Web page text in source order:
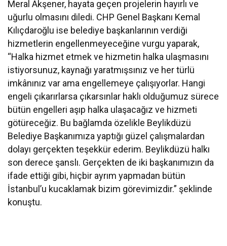
Meral Akşener, hayata geçen projelerin hayırlı ve
uğurlu olmasını diledi. CHP Genel Başkanı Kemal
Kılıçdaroğlu ise belediye başkanlarının verdiği
hizmetlerin engellenmeyeceğine vurgu yaparak,
“Halka hizmet etmek ve hizmetin halka ulaşmasını
istiyorsunuz, kaynağı yaratmışsınız ve her türlü
imkânınız var ama engellemeye çalışıyorlar. Hangi
engeli çıkarırlarsa çıkarsınlar haklı olduğumuz sürece
bütün engelleri aşıp halka ulaşacağız ve hizmeti
götüreceğiz. Bu bağlamda özelikle Beylikdüzü
Belediye Başkanımıza yaptığı güzel çalışmalardan
dolayı gerçekten teşekkür ederim. Beylikdüzü halkı
son derece şanslı. Gerçekten de iki başkanımızın da
ifade ettiği gibi, hiçbir ayrım yapmadan bütün
İstanbul’u kucaklamak bizim görevimizdir.” şeklinde
konuştu.